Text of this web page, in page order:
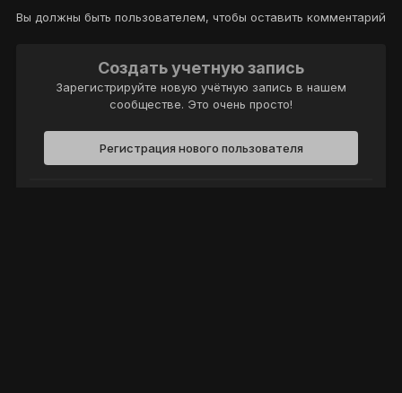
Вы должны быть пользователем, чтобы оставить комментарий
Создать учетную запись
Зарегистрируйте новую учётную запись в нашем
сообществе. Это очень просто!
Регистрация нового пользователя